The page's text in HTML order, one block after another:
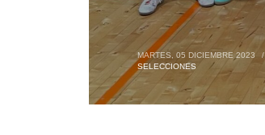
MARTES, 05 DICIEMBRE 2023 /
SELECCIONES